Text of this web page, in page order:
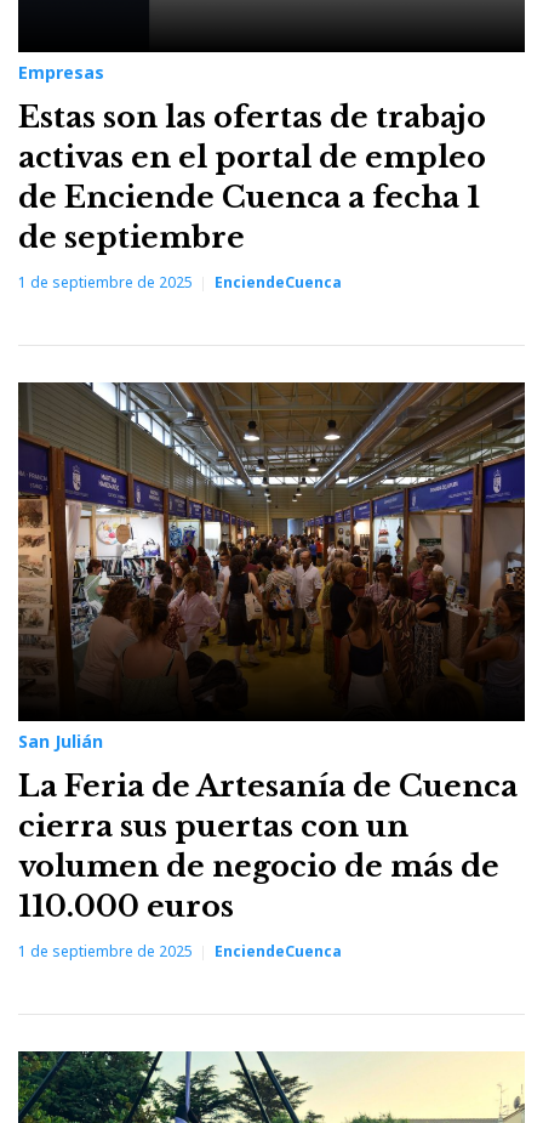
Empresas
Estas son las ofertas de trabajo
activas en el portal de empleo
de Enciende Cuenca a fecha 1
de septiembre
1 de septiembre de 2025 EnciendeCuenca
San Julián
La Feria de Artesanía de Cuenca
cierra sus puertas con un
volumen de negocio de más de
110.000 euros
1 de septiembre de 2025 EnciendeCuenca